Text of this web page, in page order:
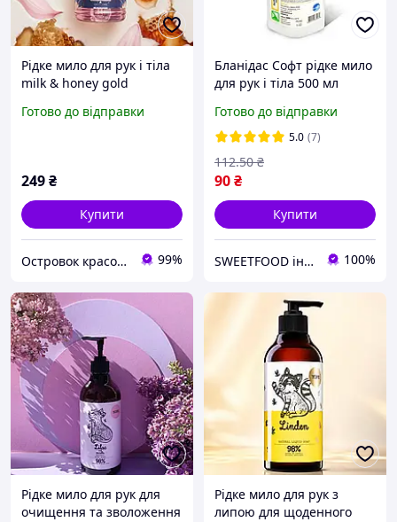
Рідке мило для рук і тіла
milk & honey gold
оріфлейм
Готово до відправки
249₴
Купити
Островок красоти "MIRA" 99%
Бланідас Софт рідке мило
для рук і тіла 500 мл
Готово до відправки
5.0 (7)
90₴
112.50 ₴
Купити
SWEETFOOD інтернет магазин 100%
Рідке мило для рук для
очищення та зволоження
Рідке мило для рук з
липою для щоденного